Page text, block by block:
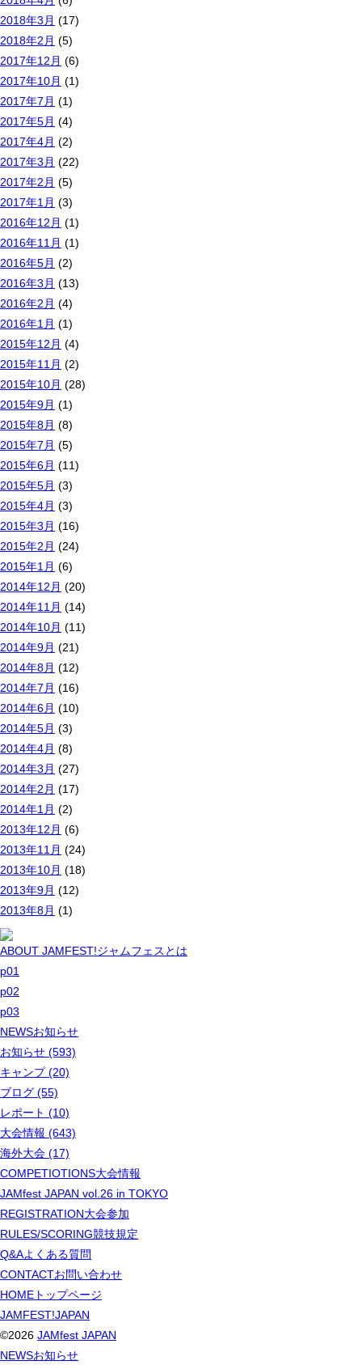
2018年3月 (17)
2018年2月 (5)
2017年12月 (6)
2017年10月 (1)
2017年7月 (1)
2017年5月 (4)
2017年4月 (2)
2017年3月 (22)
2017年2月 (5)
2017年1月 (3)
2016年12月 (1)
2016年11月 (1)
2016年5月 (2)
2016年3月 (13)
2016年2月 (4)
2016年1月 (1)
2015年12月 (4)
2015年11月 (2)
2015年10月 (28)
2015年9月 (1)
2015年8月 (8)
2015年7月 (5)
2015年6月 (11)
2015年5月 (3)
2015年4月 (3)
2015年3月 (16)
2015年2月 (24)
2015年1月 (6)
2014年12月 (20)
2014年11月 (14)
2014年10月 (11)
2014年9月 (21)
2014年8月 (12)
2014年7月 (16)
2014年6月 (10)
2014年5月 (3)
2014年4月 (8)
2014年3月 (27)
2014年2月 (17)
2014年1月 (2)
2013年12月 (6)
2013年11月 (24)
2013年10月 (18)
2013年9月 (12)
2013年8月 (1)
ABOUT JAMFEST!ジャムフェスとは
p01
p02
p03
NEWSお知らせ
お知らせ (593)
キャンプ (20)
ブログ (55)
レポート (10)
大会情報 (643)
海外大会 (17)
COMPETIOTIONS大会情報
JAMfest JAPAN vol.26 in TOKYO
REGISTRATION大会参加
RULES/SCORING競技規定
Q&Aよくある質問
CONTACTお問い合わせ
HOME トップページ
JAMFEST!JAPAN
©2026 JAMfest JAPAN
NEWSお知らせ